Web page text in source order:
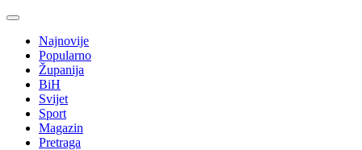
Najnovije
Popularno
Županija
BiH
Svijet
Sport
Magazin
Pretraga